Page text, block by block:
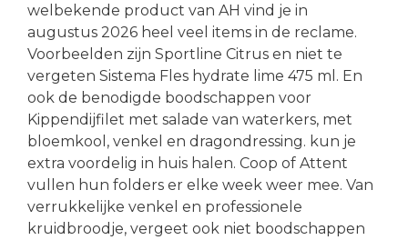
welbekende product van AH vind je in
augustus 2026 heel veel items in de reclame.
Voorbeelden zijn Sportline Citrus en niet te
vergeten Sistema Fles hydrate lime 475 ml. En
ook de benodigde boodschappen voor
Kippendijfilet met salade van waterkers, met
bloemkool, venkel en dragondressing. kun je
extra voordelig in huis halen. Coop of Attent
vullen hun folders er elke week weer mee. Van
verrukkelijke venkel en professionele
kruidbroodje, vergeet ook niet boodschappen